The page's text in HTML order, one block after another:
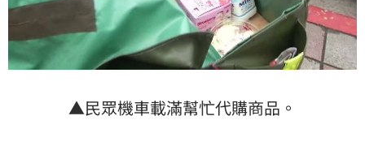
▲民眾機車載滿幫忙代購商品。